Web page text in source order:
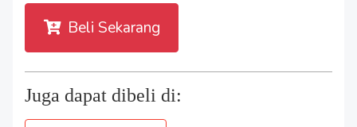
Beli Sekarang
Juga dapat dibeli di: